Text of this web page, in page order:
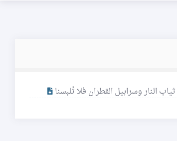
النار وسرابيل القطران فلا تُلبسنا